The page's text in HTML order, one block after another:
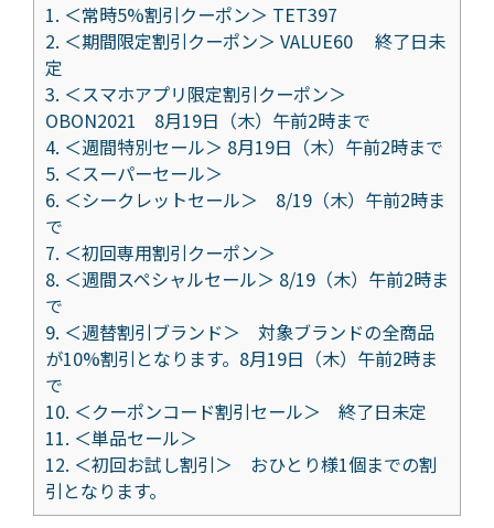
1. ＜常時5%割引クーポン＞ TET397
2. ＜期間限定割引クーポン＞ VALUE60 終了日未
定
3. ＜スマホアプリ限定割引クーポン＞
OBON2021 8月19日（木）午前2時まで
4. ＜週間特別セール＞ 8月19日（木）午前2時まで
5. ＜スーパーセール＞
6. ＜シークレットセール＞ 8/19（木）午前2時ま
で
7. ＜初回専用割引クーポン＞
8. ＜週間スペシャルセール＞ 8/19（木）午前2時ま
で
9. ＜週替割引ブランド＞ 対象ブランドの全商品
が10%割引となります。8月19日（木）午前2時ま
で
10. ＜クーポンコード割引セール＞ 終了日未定
11. ＜単品セール＞
12. ＜初回お試し割引＞ おひとり様1個までの割
引となります。